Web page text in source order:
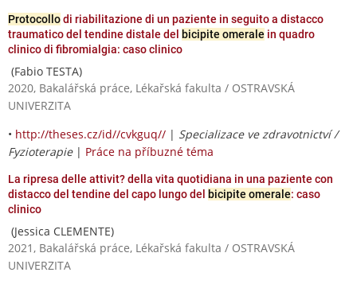
Protocollodi riabilitazione di un paziente in seguito a distacco
traumatico del tendine distale del bicipite omerale in quadro
clinico di fibromialgia: caso clinico
(Fabio TESTA)
2020, Bakalářská práce, Lékařská fakulta / OSTRAVSKÁ
UNIVERZITA
• http://theses.cz/id//cvkguq// | Specializace ve zdravotnictví /
Fyzioterapie| Práce na příbuzné téma
La ripresa delle attivit? della vita quotidiana in una paziente con
distacco del tendine del capo lungo del bicipite omerale: caso
clinico
(Jessica CLEMENTE)
2021, Bakalářská práce, Lékařská fakulta / OSTRAVSKÁ
UNIVERZITA